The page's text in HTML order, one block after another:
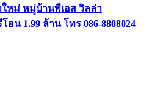
ใหม่ หมู่บ้านพีเอส วิลล่า
น 1.99 ล้าน โทร 086-8808024